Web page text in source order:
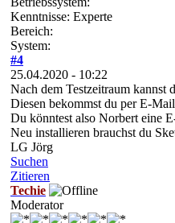
Kenntnisse: Experte
Bereich:
System:
#4
25.04.2020 - 10:22
Nach dem Testzeitraum kannst
Diesen bekommst du per E-
Du könntest also Norbert eine
Neu installieren brauchst du
LG Jörg
Suchen
Zitieren
Techie
Moderator